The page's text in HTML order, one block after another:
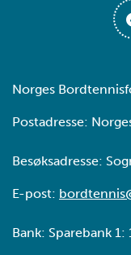
Norges
Postadresse:
Besøksadresse:
E-post:
Bank: Sparebank 1: